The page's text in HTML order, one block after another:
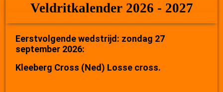
Veldritkalender 2026 - 2027
Eerstvolgende wedstrijd: zondag 27
september 2026:
Kleeberg Cross (Ned) Losse cross.